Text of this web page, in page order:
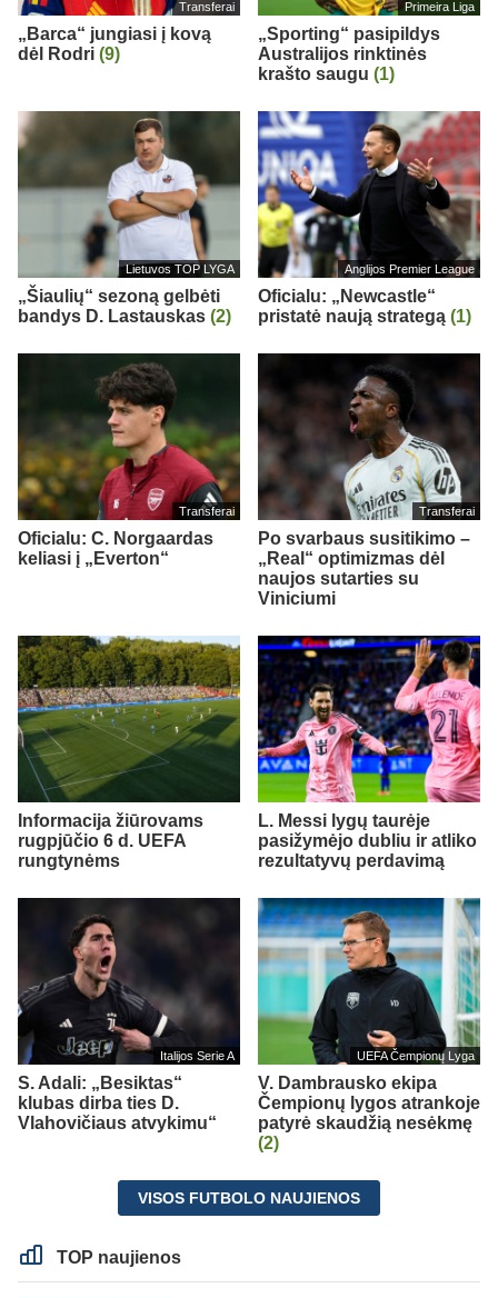
Transferai
„Barca“ jungiasi į kovą
dėl Rodri (9)
Primeira Liga
„Sporting“ pasipildys
Australijos rinktinės
krašto saugu (1)
Lietuvos TOP LYGA
„Šiaulių“ sezoną gelbėti
bandys D. Lastauskas (2)
Anglijos Premier League
Oficialu: „Newcastle“
pristatė naują strategą (1)
Transferai
Oficialu: C. Norgaardas
keliasi į „Everton“
Transferai
Po svarbaus susitikimo –
„Real“ optimizmas dėl
naujos sutarties su
Viniciumi
Informacija žiūrovams
rugpjūčio 6 d. UEFA
rungtynėms
L. Messi lygų taurėje
pasižymėjo dubliu ir atliko
rezultatyvų perdavimą
Italijos Serie A
S. Adali: „Besiktas“
klubas dirba ties D.
Vlahovičiaus atvykimu“
UEFA Čempionų Lyga
V. Dambrausko ekipa
Čempionų lygos atrankoje
patyrė skaudžią nesėkmę
(2)
VISOS FUTBOLO NAUJIENOS
TOP naujienos